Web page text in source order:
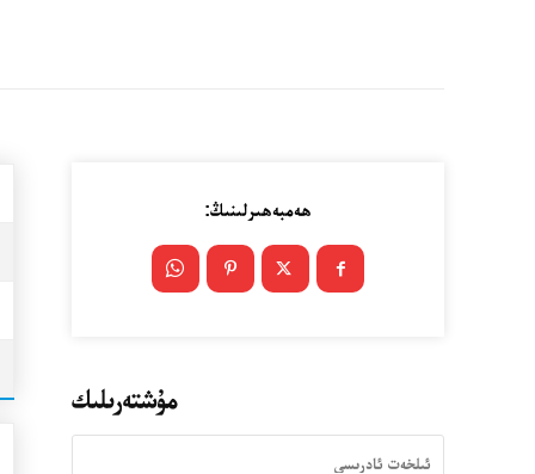
ھەمبەھىرلىنىڭ:
مۇشتەرىلىك